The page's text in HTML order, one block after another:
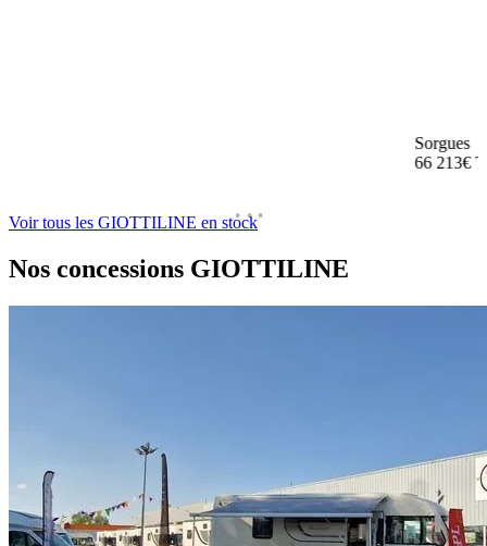
Sorgues
66 213€
Voir tous les GIOTTILINE en stock
Nos concessions GIOTTILINE